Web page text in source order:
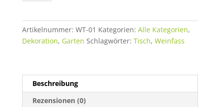
Artikelnummer: WT-01 Kategorien: Alle Kategorien,
Dekoration, Garten Schlagwörter: Tisch, Weinfass
Beschreibung
Rezensionen (0)